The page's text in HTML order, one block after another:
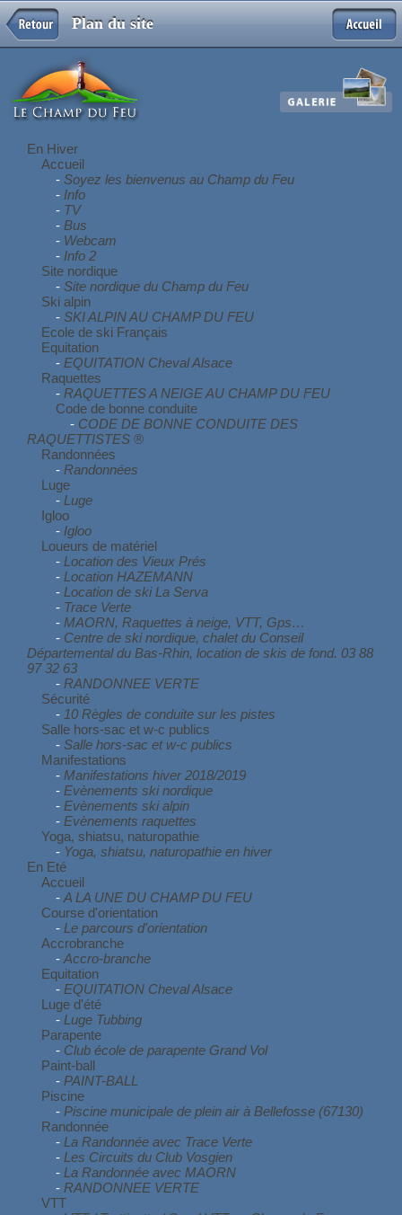
Plan du site
En Hiver
Accueil
- Soyez les bienvenus au Champ du Feu
- Info
- TV
- Bus
- Webcam
- Info 2
Site nordique
- Site nordique du Champ du Feu
Ski alpin
- SKI ALPIN AU CHAMP DU FEU
Ecole de ski Français
Equitation
- EQUITATION Cheval Alsace
Raquettes
- RAQUETTES A NEIGE AU CHAMP DU FEU
Code de bonne conduite
- CODE DE BONNE CONDUITE DES
RAQUETTISTES ®
Randonnées
- Randonnées
Luge
- Luge
Igloo
- Igloo
Loueurs de matériel
- Location des Vieux Prés
- Location HAZEMANN
- Location de ski La Serva
- Trace Verte
- MAORN, Raquettes à neige, VTT, Gps…
- Centre de ski nordique, chalet du Conseil
Départemental du Bas-Rhin, location de skis de fond. 03 88
97 32 63
- RANDONNEE VERTE
Sécurité
- 10 Règles de conduite sur les pistes
Salle hors-sac et w-c publics
- Salle hors-sac et w-c publics
Manifestations
- Manifestations hiver 2018/2019
- Evènements ski nordique
- Evènements ski alpin
- Evènements raquettes
Yoga, shiatsu, naturopathie
- Yoga, shiatsu, naturopathie en hiver
En Eté
Accueil
- A LA UNE DU CHAMP DU FEU
Course d'orientation
- Le parcours d'orientation
Accrobranche
- Accro-branche
Equitation
- EQUITATION Cheval Alsace
Luge d'été
- Luge Tubbing
Parapente
- Club école de parapente Grand Vol
Paint-ball
- PAINT-BALL
Piscine
- Piscine municipale de plein air à Bellefosse (67130)
Randonnée
- La Randonnée avec Trace Verte
- Les Circuits du Club Vosgien
- La Randonnée avec MAORN
- RANDONNEE VERTE
VTT